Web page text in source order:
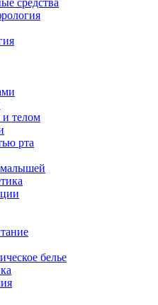
средства
и телом
рта
белье